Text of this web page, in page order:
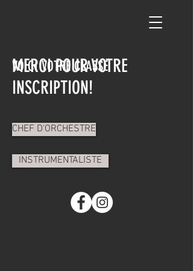
MERCI POUR VOTRE
INSCRIPTION!
VOICI VOTRE CLASSE
CHEF D'ORCHESTRE
INSTRUMENTALISTE